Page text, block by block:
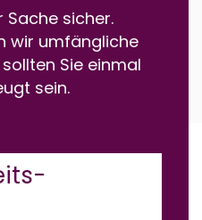
Sache sicher.
wir umfängliche
Sie einmal
sein.